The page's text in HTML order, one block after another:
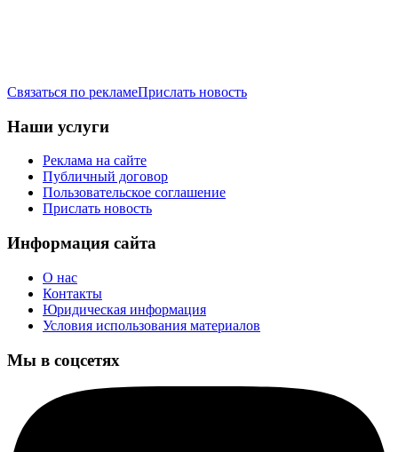
Связаться по рекламеПрислать новость
Наши услуги
Реклама на сайте
Публичный договор
Пользовательское соглашение
Прислать новость
Информация сайта
О нас
Контакты
Юридическая информация
Условия использования материалов
Мы в соцсетях